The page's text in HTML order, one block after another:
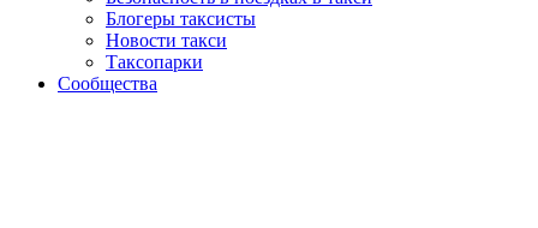
Блогеры таксисты
Новости такси
Таксопарки
Сообщества